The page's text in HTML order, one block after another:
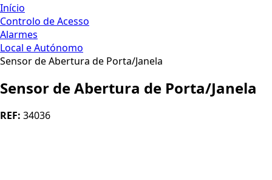
Início
Controlo de Acesso
Alarmes
Local e Autónomo
Sensor de Abertura de Porta/Janela
Sensor de Abertura de Porta/Janela
REF: 34036